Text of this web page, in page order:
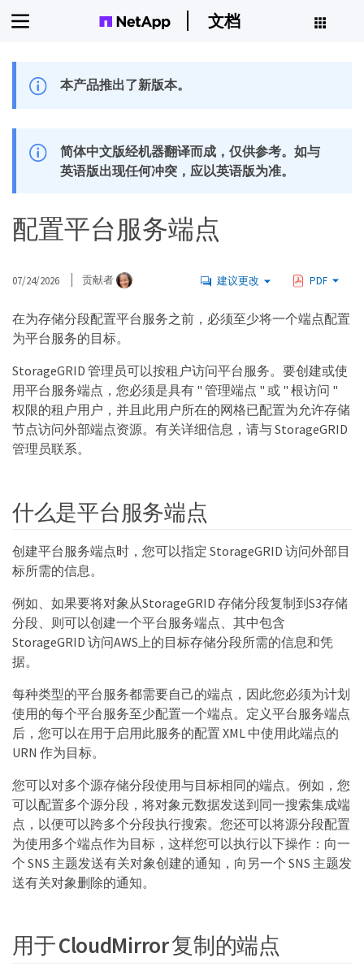
文档
本产品推出了新版本。
简体中文版经机器翻译而成，仅供参考。如与
英语版出现任何冲突，应以英语版为准。
配置平台服务端点
07/24/2026 贡献者 建议更改 PDF
在为存储分段配置平台服务之前，必须至少将一个端点配置
为平台服务的目标。
StorageGRID 管理员可以按租户访问平台服务。要创建或使
用平台服务端点，您必须是具有 " 管理端点 " 或 " 根访问 "
权限的租户用户，并且此用户所在的网格已配置为允许存储
节点访问外部端点资源。有关详细信息，请与 StorageGRID
管理员联系。
什么是平台服务端点
创建平台服务端点时，您可以指定 StorageGRID 访问外部目
标所需的信息。
例如、如果要将对象从StorageGRID 存储分段复制到S3存储
分段、则可以创建一个平台服务端点、其中包含
StorageGRID 访问AWS上的目标存储分段所需的信息和凭
据。
每种类型的平台服务都需要自己的端点，因此您必须为计划
使用的每个平台服务至少配置一个端点。定义平台服务端点
后，您可以在用于启用此服务的配置 XML 中使用此端点的
URN 作为目标。
您可以对多个源存储分段使用与目标相同的端点。例如，您
可以配置多个源分段，将对象元数据发送到同一搜索集成端
点，以便可以跨多个分段执行搜索。您还可以将源分段配置
为使用多个端点作为目标，这样您可以执行以下操作：向一
个 SNS 主题发送有关对象创建的通知，向另一个 SNS 主题发
送有关对象删除的通知。
用于 CloudMirror 复制的端点